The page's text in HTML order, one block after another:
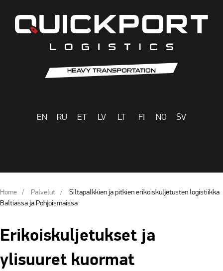
EN RU ET LV LT FI NO SV
Home Palvelut
Siltapalkkien ja pitkien erikoiskuljetusten logistiikka
Baltiassa ja Pohjoismaissa
Erikoiskuljetukset ja
ylisuuret kuormat